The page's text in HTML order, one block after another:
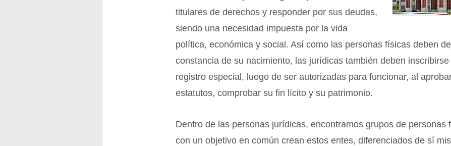
titulares de derechos y responder por sus deudas,
siendo una necesidad impuesta por la vida
política, económica y social. Así como las personas físicas deben
constancia de su nacimiento, las jurídicas también deben inscribirse
registro especial, luego de ser autorizadas para funcionar, al
estatutos, comprobar su fin lícito y su patrimonio.
Dentro de las personas jurídicas, encontramos grupos de personas
con un objetivo en común crean estos entes, diferenciados de sí